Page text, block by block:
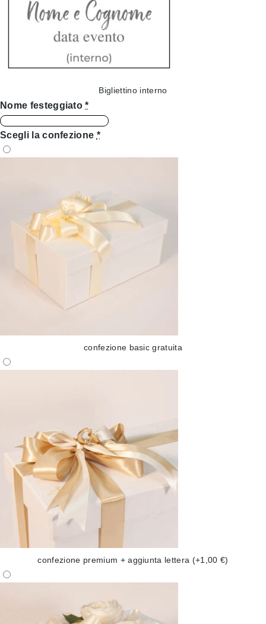
Bigliettino interno
Nome festeggiato *
Scegli la confezione *
confezione basic gratuita
confezione premium + aggiunta lettera (+1,00 €)